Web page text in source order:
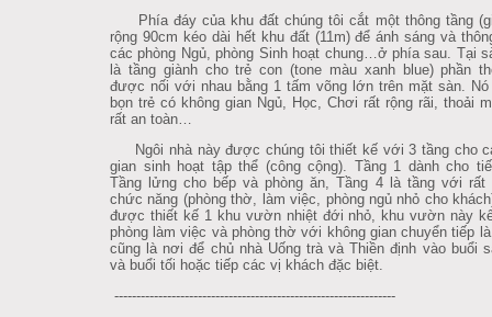
Phía đáy của khu đất chúng tôi cắt một thông tầng
rộng 90cm kéo dài hết khu đất (11m) để ánh sáng và
các phòng Ngủ, phòng Sinh hoạt chung…ở phía sau. Tại
là tầng giành cho trẻ con (tone màu xanh blue) phần
được nối với nhau bằng 1 tấm võng lớn trên mặt sàn. Nó
bọn trẻ có không gian Ngủ, Học, Chơi rất rộng rãi, thoải
rất an toàn…
Ngôi nhà này được chúng tôi thiết kế với 3 tầng cho
gian sinh hoạt tập thể (công cộng). Tầng 1 dành cho
Tầng lửng cho bếp và phòng ăn, Tầng 4 là tầng với rất
chức năng (phòng thờ, làm việc, phòng ngủ nhỏ cho
được thiết kế 1 khu vườn nhiệt đới nhỏ, khu vườn này
phòng làm việc và phòng thờ với không gian chuyển tiếp
cũng là nơi để chủ nhà Uống trà và Thiền định vào buổi
và buổi tối hoặc tiếp các vị khách đặc biệt.
----------------------------------------------------------------